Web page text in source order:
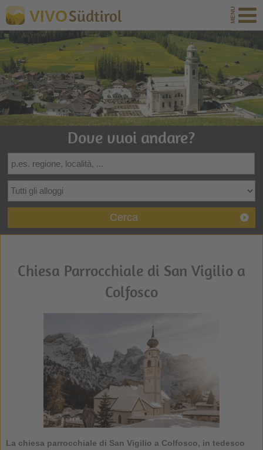
VIVOSüdtirol
Dove vuoi andare?
Cerca
Chiesa Parrocchiale di San Vigilio a
Colfosco
La chiesa parrocchiale di San Vigilio a Colfosco, in tedesco